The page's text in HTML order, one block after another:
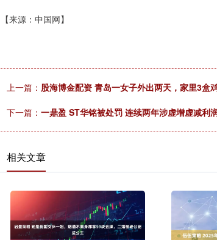
【来源：中国网】
上一篇： 股海博金配资 青岛一女子外出两天，家里3盒
下一篇： 一鼎盈 ST华铭被处罚 连续两年涉虚增虚减利
相关文章